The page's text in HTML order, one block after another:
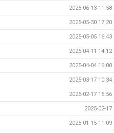
2025-06-13 11:58
2025-05-30 17:20
2025-05-05 16:43
2025-04-11 14:12
2025-04-04 16:00
2025-03-17 10:34
2025-02-17 15:56
2025-02-17
2025-01-15 11:09